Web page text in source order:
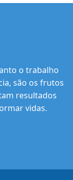
o trabalho
são os frutos
resultados
vidas.